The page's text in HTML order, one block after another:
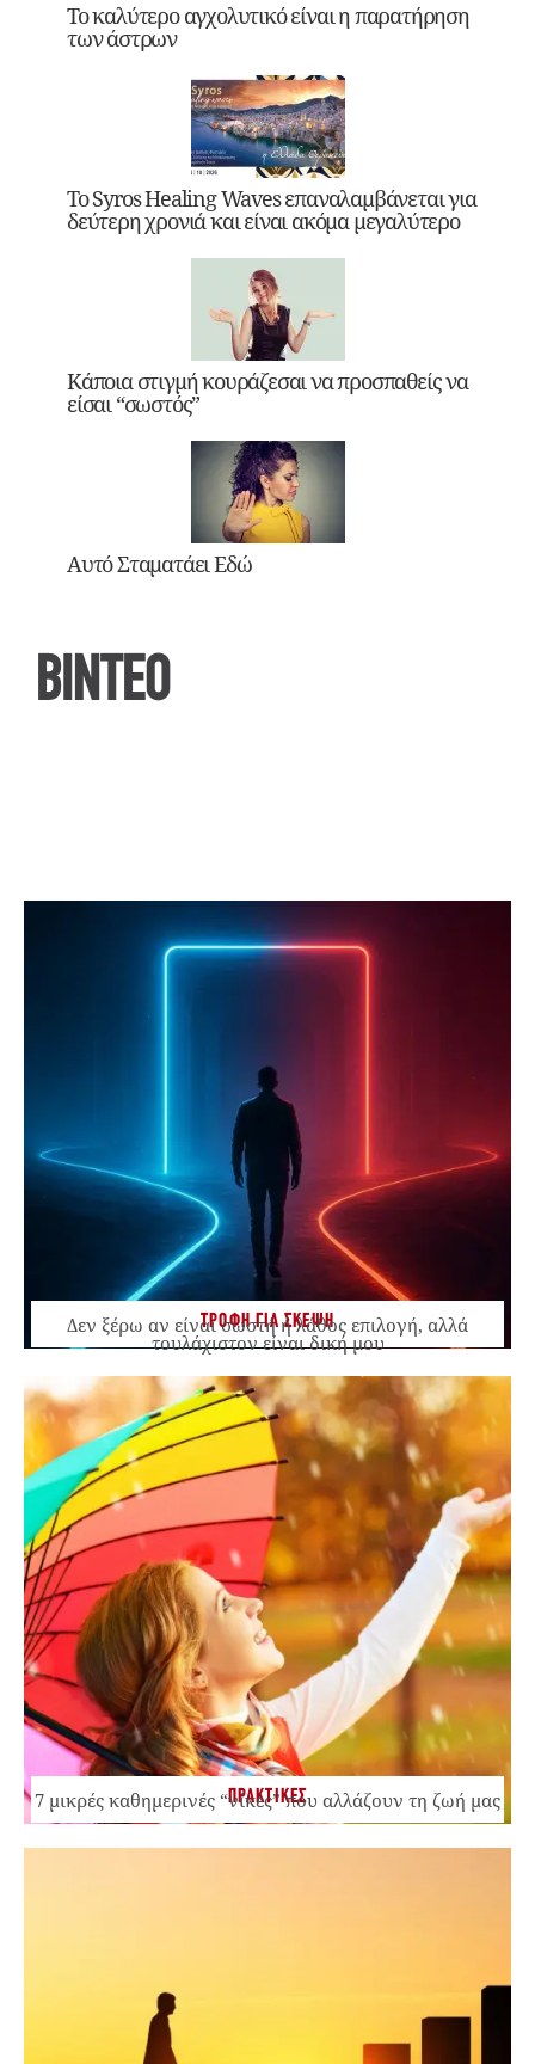
Το καλύτερο αγχολυτικό είναι η παρατήρηση
των άστρων
Το Syros Healing Waves επαναλαμβάνεται για
δεύτερη χρονιά και είναι ακόμα μεγαλύτερο
Κάποια στιγμή κουράζεσαι να προσπαθείς να
είσαι “σωστός”
Αυτό Σταματάει Εδώ
ΒΙΝΤΕΟ
ΤΡΟΦΗ ΓΙΑ ΣΚΕΨΗ
Δεν ξέρω αν είναι σωστή ή λάθος επιλογή, αλλά
τουλάχιστον είναι δική μου
ΠΡΑΚΤΙΚΕΣ
7 μικρές καθημερινές “νίκες” που αλλάζουν τη ζωή μας